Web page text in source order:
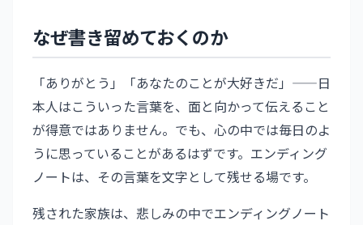
なぜ書き留めておくのか
「ありがとう」「あなたのことが大好きだ」——日
本人はこういった言葉を、面と向かって伝えること
が得意ではありません。でも、心の中では毎日のよ
うに思っていることがあるはずです。エンディング
ノートは、その言葉を文字として残せる場です。
残された家族は、悲しみの中でエンディングノート